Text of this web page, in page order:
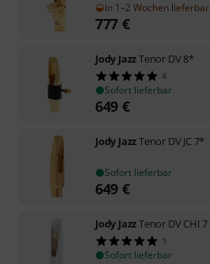
In 1–2 Wochen lieferbar
777 €
Jody JazzTenor DV 8*
4
Sofort lieferbar
649 €
Jody JazzTenor DV JC 7*
Sofort lieferbar
649 €
Jody JazzTenor DV CHI 7
1
Sofort lieferbar